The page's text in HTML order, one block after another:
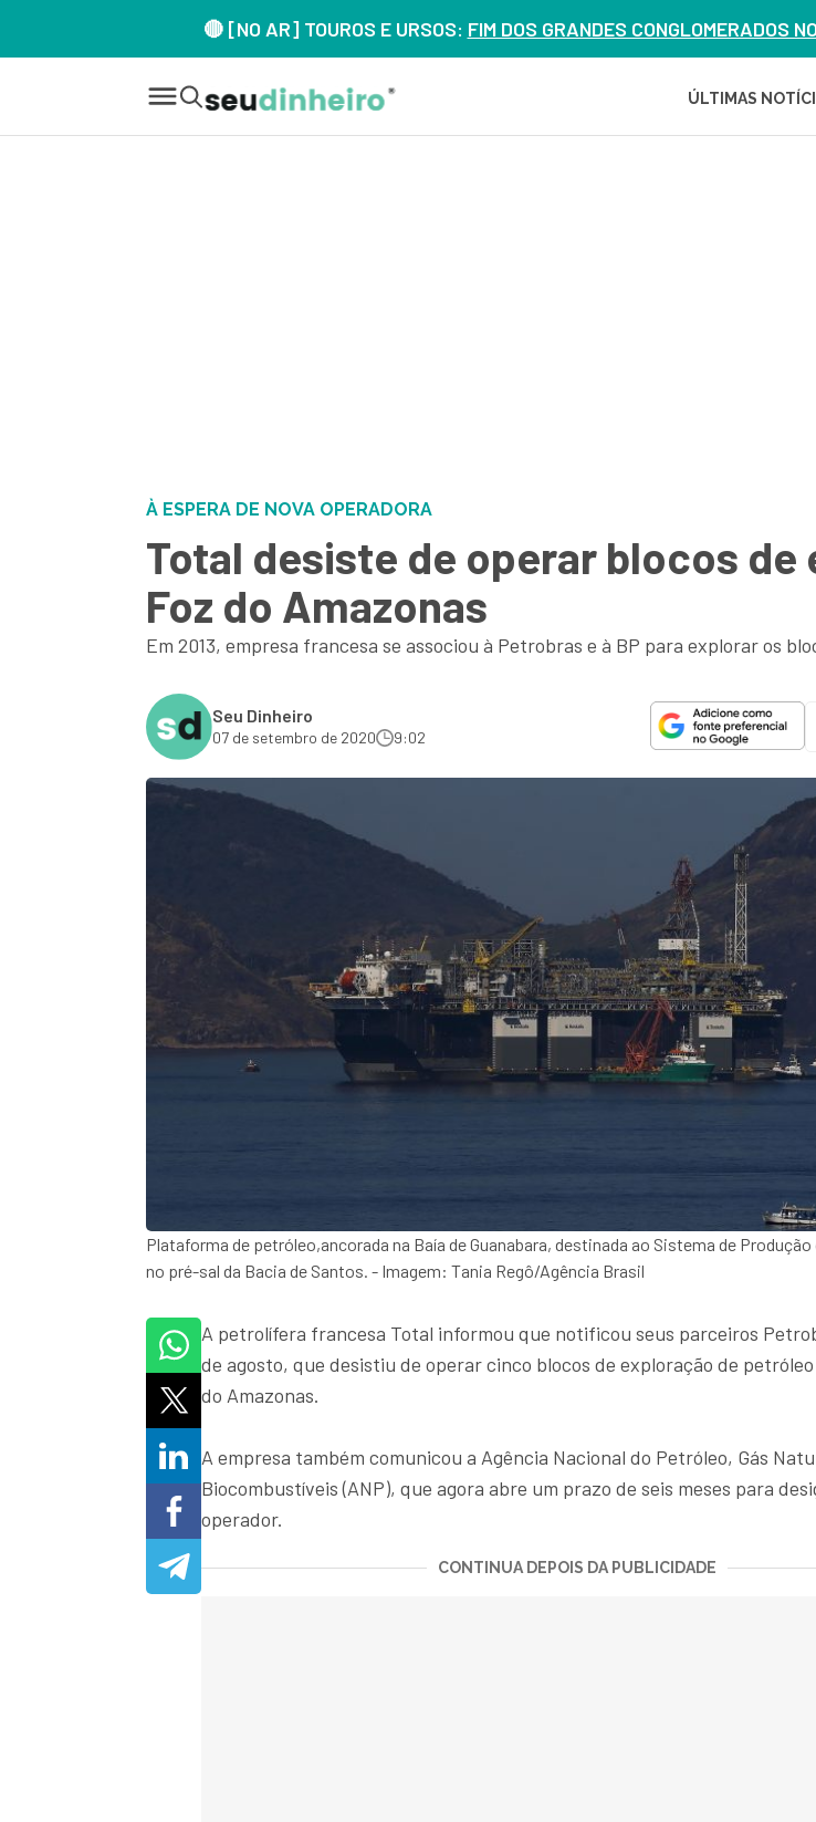
🔴 [NO AR] TOUROS E URSOS: FIM DOS GRANDES CONGLOMERADOS
ÚLTIMAS
À ESPERA DE NOVA OPERADORA
Total desiste de operar blocos
Foz do Amazonas
Em 2013, empresa francesa se associou à Petrobras e à BP para explorar os
Seu Dinheiro
07 de setembro de 2020 9:02
Plataforma de petróleo,ancorada na Baía de Guanabara, destinada ao Sistema de Produção
no pré-sal da Bacia de Santos. - Imagem: Tania Regô/Agência Brasil
A petrolífera francesa Total informou que notificou seus parceiros
de agosto, que desistiu de operar cinco blocos de exploração de
do Amazonas.
A empresa também comunicou a Agência Nacional do Petróleo, Gás
Biocombustíveis (ANP), que agora abre um prazo de seis meses para
operador.
CONTINUA DEPOIS DA PUBLICIDADE